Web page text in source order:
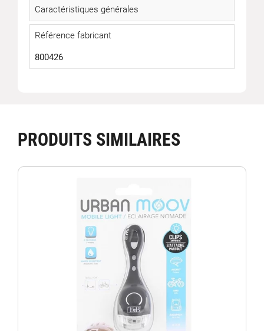
Caractéristiques générales
Référence fabricant
800426
PRODUITS SIMILAIRES